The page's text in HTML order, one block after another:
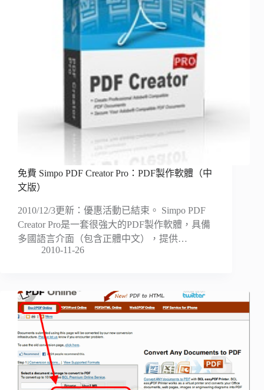
免費 Simpo PDF Creator Pro：PDF製作軟體（中
文版）
2010/12/3更新：優惠活動已結束。 Simpo PDF
Creator Pro是一套很強大的PDF製作軟體，具備
多國語言介面（包含正體中文），提供…
2010-11-26